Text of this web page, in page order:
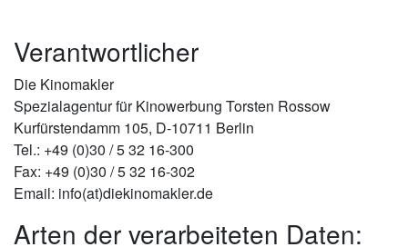
Verantwortlicher
Die Kinomakler
Spezialagentur für Kinowerbung Torsten Rossow
Kurfürstendamm 105, D-10711 Berlin
Tel.: +49 (0)30 / 5 32 16-300
Fax: +49 (0)30 / 5 32 16-302
Email: info(at)diekinomakler.de
Arten der verarbeiteten Daten: